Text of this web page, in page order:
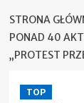
STRONA
PONAD 40
„PROTEST
TOP